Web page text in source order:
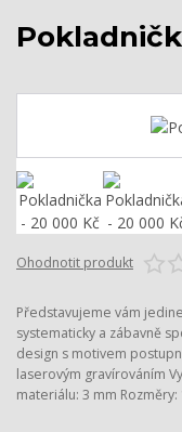
Ohodnotit produkt
Představujeme vám
systematicky a zábavně
design s motivem
laserovým gravírováním
materiálu: 3 mm Rozměry: